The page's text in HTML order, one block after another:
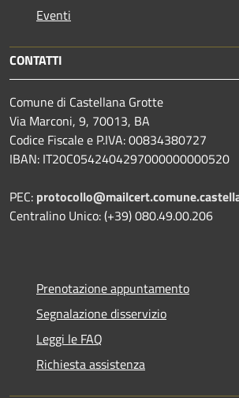
Eventi
CONTATTI
Comune di Castellana Grotte
Via Marconi, 9, 70013, BA
Codice Fiscale e P.IVA: 00834380727
IBAN: IT20C0542404297000000000520
PEC:
Centralino Unico: (+39) 080.49.00.206
Prenotazione appuntamento
Segnalazione disservizio
Leggi le FAQ
Richiesta assistenza